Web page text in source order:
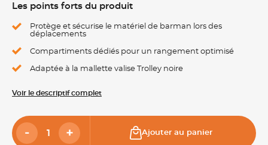
Les points forts du produit
Protège et sécurise le matériel de barman lors des
déplacements
Compartiments dédiés pour un rangement optimisé
Adaptée à la mallette valise Trolley noire
Voir le descriptif complet
Ajouter au panier